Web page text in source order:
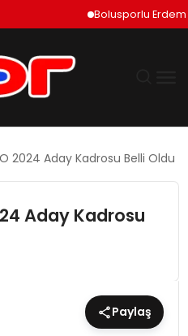
Bolusporlu Erdem Can
2024 Aday Kadrosu Belli Oldu
Aday Kadrosu
Paylaş